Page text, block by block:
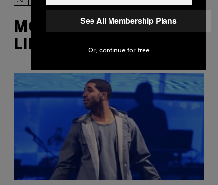
MORE
LIKE THIS
See All Membership Plans
Or, continue for free